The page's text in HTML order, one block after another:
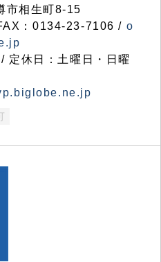
相生町8-15
：0134-23-7106 / o
定休日：土曜日・日曜